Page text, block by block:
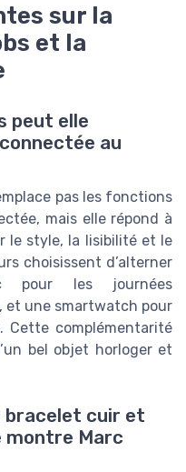
sur la
et la
peut elle
au
pas les fonctions
mais elle répond à
le style, la lisibilité et le
choisissent d’alterner
pour les journées
et une smartwatch pour
Cette complémentarité
bel objet horloger et
bracelet cuir et
montre Marc